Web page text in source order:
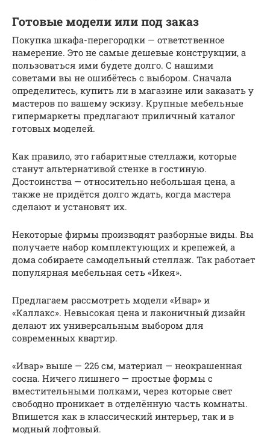
Готовые модели или под заказ
Покупка шкафа-перегородки — ответственное
намерение. Это не самые дешевые конструкции, а
пользоваться ими будете долго. С нашими
советами вы не ошибётесь с выбором. Сначала
определитесь, купить ли в магазине или заказать у
мастеров по вашему эскизу. Крупные мебельные
гипермаркеты предлагают приличный каталог
готовых моделей.
Как правило, это габаритные стеллажи, которые
станут альтернативой стенке в гостиную.
Достоинства — относительно небольшая цена, а
также не придётся долго ждать, когда мастера
сделают и установят их.
Некоторые фирмы производят разборные виды. Вы
получаете набор комплектующих и крепежей, а
дома собираете самодельный стеллаж. Так работает
популярная мебельная сеть «Икея».
Предлагаем рассмотреть модели «Ивар» и
«Каллакс». Невысокая цена и лаконичный дизайн
делают их универсальным выбором для
современных квартир.
«Ивар» выше — 226 см, материал — неокрашенная
сосна. Ничего лишнего — простые формы с
вместительными полками, через которые свет
свободно проникает в отделённую часть комнаты.
Впишется как в классический интерьер, так и в
модный лофтовый.